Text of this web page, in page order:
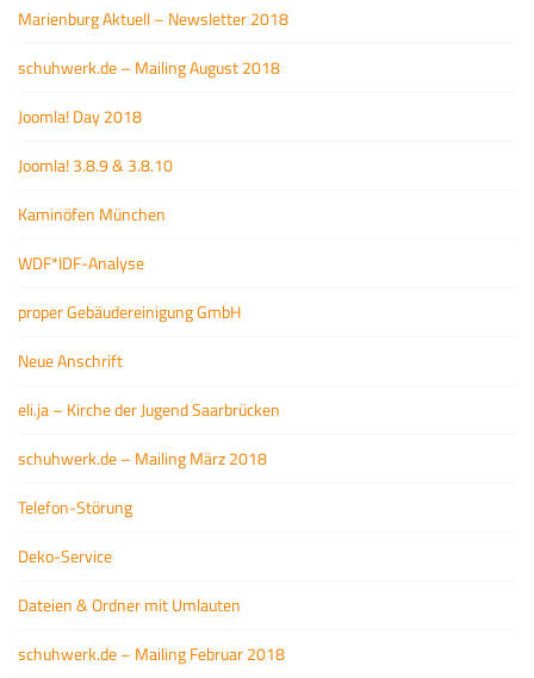
Marienburg Aktuell – Newsletter 2018
schuhwerk.de – Mailing August 2018
Joomla! Day 2018
Joomla! 3.8.9 & 3.8.10
Kaminöfen München
WDF*IDF-Analyse
proper Gebäudereinigung GmbH
Neue Anschrift
eli.ja – Kirche der Jugend Saarbrücken
schuhwerk.de – Mailing März 2018
Telefon-Störung
Deko-Service
Dateien & Ordner mit Umlauten
schuhwerk.de – Mailing Februar 2018